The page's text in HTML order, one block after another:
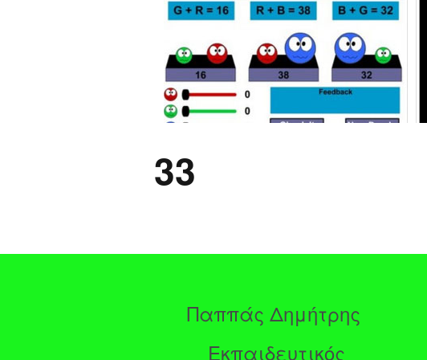
33
Παππάς Δημήτρης
Εκπαιδευτικός